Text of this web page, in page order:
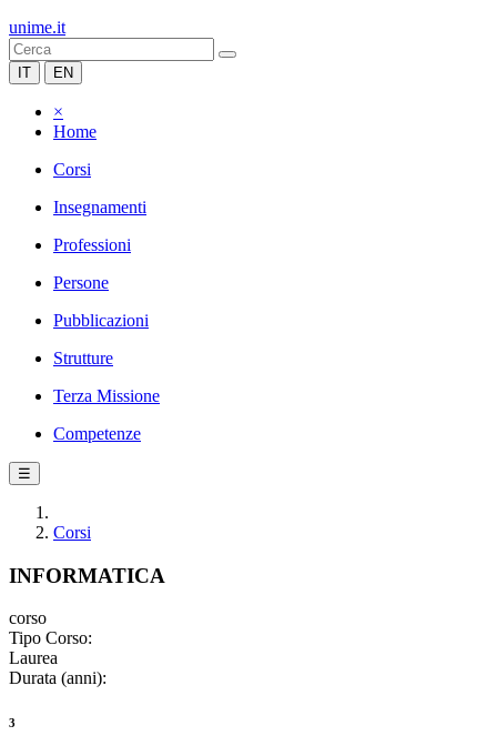
unime.it
IT EN
×
Home
Corsi
Insegnamenti
Professioni
Persone
Pubblicazioni
Strutture
Terza Missione
Competenze
☰
Corsi
INFORMATICA
corso
Tipo Corso:
Laurea
Durata (anni):
3